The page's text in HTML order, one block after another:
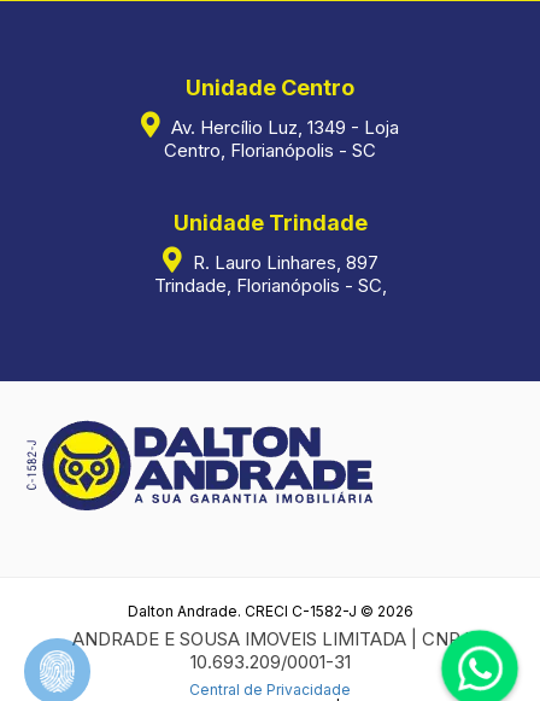
Unidade Centro
Av. Hercílio Luz, 1349 - Loja
Centro, Florianópolis - SC
Unidade Trindade
R. Lauro Linhares, 897
Trindade, Florianópolis - SC,
Dalton Andrade. CRECI C-1582-J © 2026
ANDRADE E SOUSA IMOVEIS LIMITADA | CNPJ
10.693.209/0001-31
Central de Privacidade